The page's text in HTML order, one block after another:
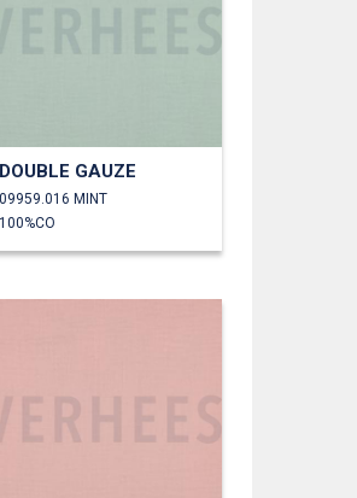
DOUBLE GAUZE
09959.016 MINT
100%CO